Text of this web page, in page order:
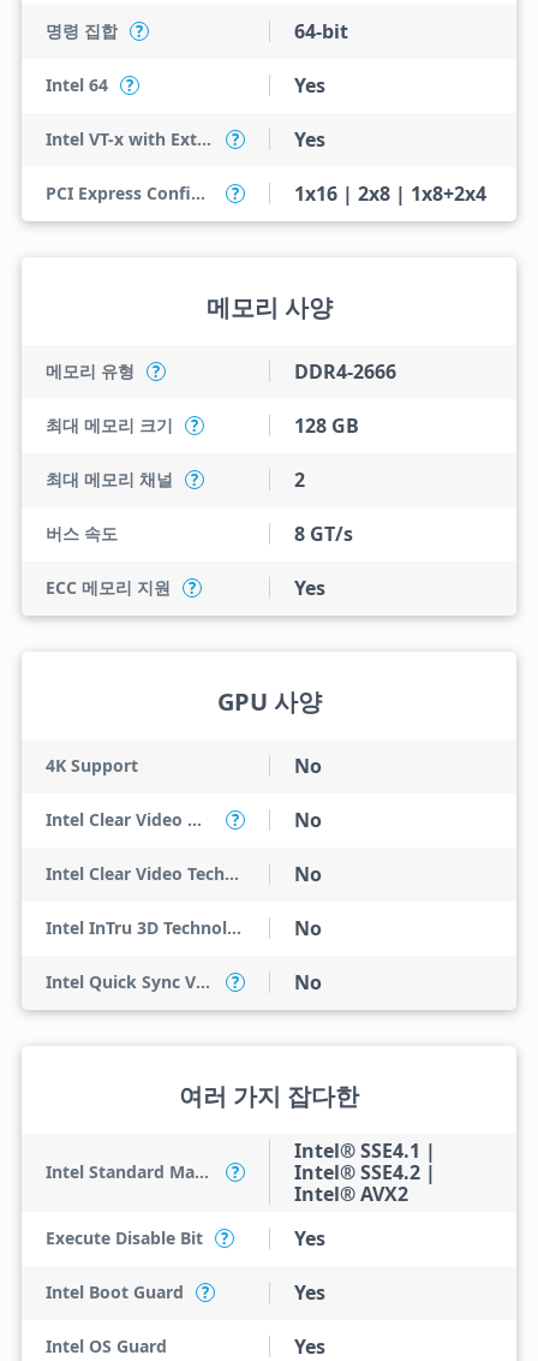
명령 집합 ? 64-bit
Intel 64 ? Yes
Intel VT-x with Extended Page Tables (EPT) ? Yes
PCI Express Configurations ? 1x16 | 2x8 | 1x8+2x4
메모리 사양
메모리 유형 ? DDR4-2666
최대 메모리 크기 ? 128 GB
최대 메모리 채널 ? 2
버스 속도 8 GT/s
ECC 메모리 지원 ? Yes
GPU 사양
4K Support No
Intel Clear Video HD Technology ? No
Intel Clear Video Technology No
Intel InTru 3D Technology No
Intel Quick Sync Video ? No
여러 가지 잡다한
Intel Standard Manageability (ISM) ?
Intel® SSE4.1 |
Intel® SSE4.2 |
Intel® AVX2
Execute Disable Bit ? Yes
Intel Boot Guard ? Yes
Intel OS Guard Yes